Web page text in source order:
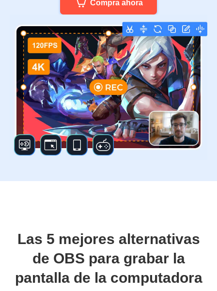
Compra ahora
Las 5 mejores alternativas
de OBS para grabar la
pantalla de la computadora